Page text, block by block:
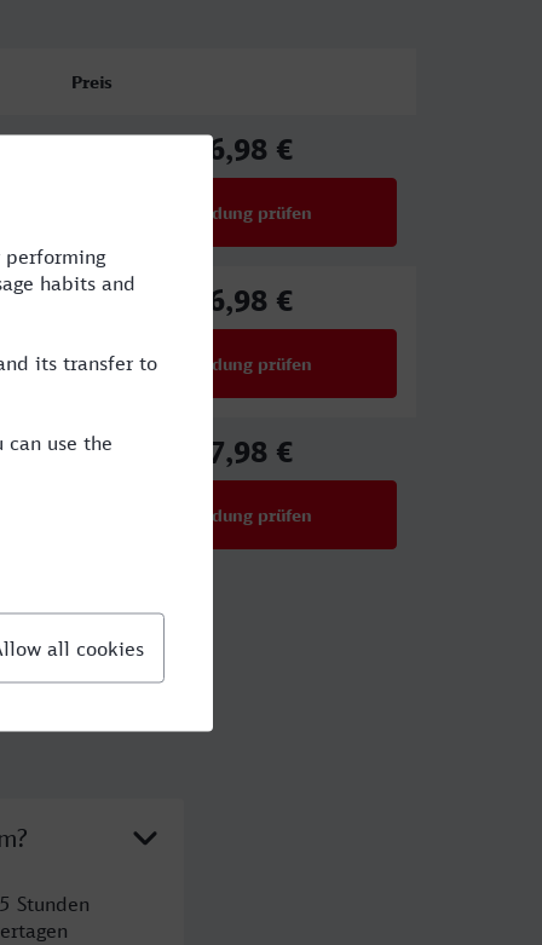
Preis
66,98 €
Verbindung prüfen
66,98 €
Verbindung prüfen
17,98 €
Verbindung prüfen
Stunden